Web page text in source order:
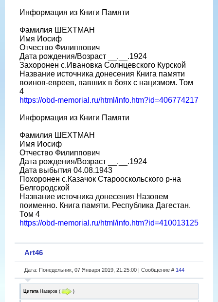
Информация из Книги Памяти
Фамилия ШЕХТМАН
Имя Иосиф
Отчество Филиппович
Дата рождения/Возраст __.__.1924
Захоронен с.Ивановка Солнцевского Курской
Название источника донесения Книга памяти
воинов-евреев, павших в боях с нацизмом. Том
4
https://obd-memorial.ru/html/info.htm?id=406774217
Информация из Книги Памяти
Фамилия ШЕХТМАН
Имя Иосиф
Отчество Филиппович
Дата рождения/Возраст __.__.1924
Дата выбытия 04.08.1943
Похоронен с.Казачок Старооскольского р-на
Белгородской
Название источника донесения Назовем
поименно. Книга памяти. Республика Дагестан.
Том 4
https://obd-memorial.ru/html/info.htm?id=410013125
Art46
Дата: Понедельник, 07 Января 2019, 21:25:00 | Сообщение # 144
Цитата Назаров ( )